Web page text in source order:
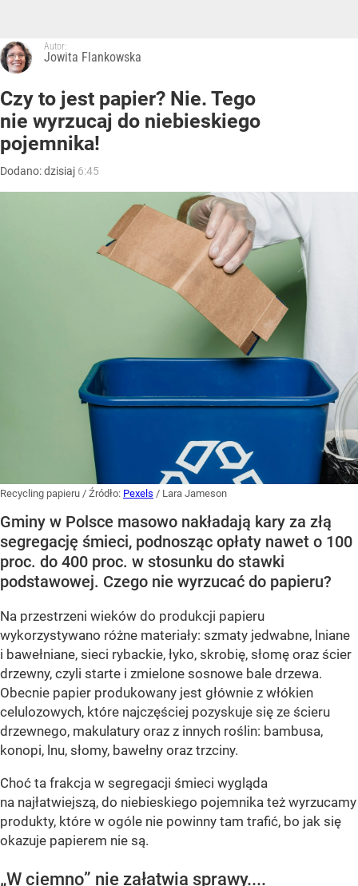
Autor:
Jowita Flankowska
Czy to jest papier? Nie. Tego
nie wyrzucaj do niebieskiego
pojemnika!
Dodano:dzisiaj 6:45
Recycling papieru / Źródło: Pexels / Lara Jameson
Gminy w Polsce masowo nakładają kary za złą
segregację śmieci, podnosząc opłaty nawet o 100
proc. do 400 proc. w stosunku do stawki
podstawowej. Czego nie wyrzucać do papieru?
Na przestrzeni wieków do produkcji papieru
wykorzystywano różne materiały: szmaty jedwabne, lniane
i bawełniane, sieci rybackie, łyko, skrobię, słomę oraz ścier
drzewny, czyli starte i zmielone sosnowe bale drzewa.
Obecnie papier produkowany jest głównie z włókien
celulozowych, które najczęściej pozyskuje się ze ścieru
drzewnego, makulatury oraz z innych roślin: bambusa,
konopi, lnu, słomy, bawełny oraz trzciny.
Choć ta frakcja w segregacji śmieci wygląda
na najłatwiejszą, do niebieskiego pojemnika też wyrzucamy
produkty, które w ogóle nie powinny tam trafić, bo jak się
okazuje papierem nie są.
„W ciemno” nie załatwia sprawy....